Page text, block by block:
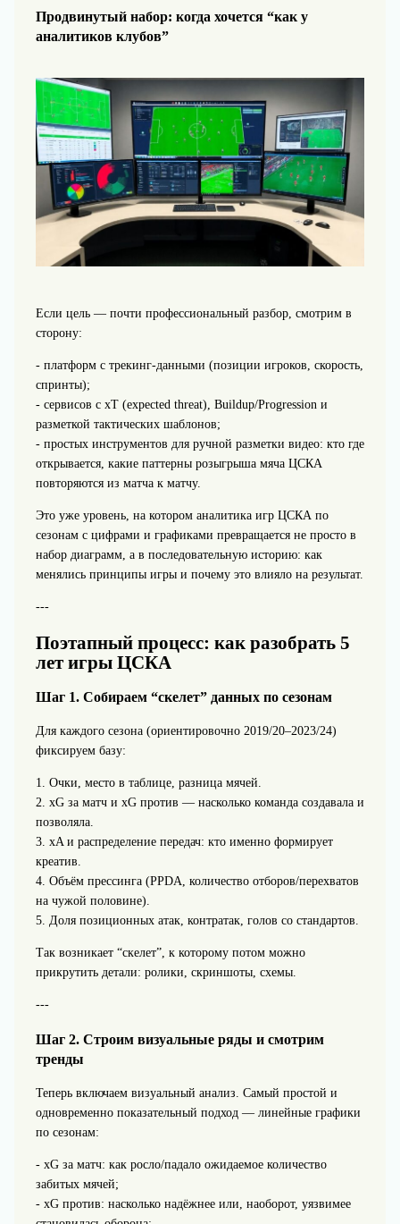
Продвинутый набор: когда хочется “как у
аналитиков клубов”
Если цель — почти профессиональный разбор, смотрим в
сторону:
- платформ с трекинг‑данными (позиции игроков, скорость,
спринты);
- сервисов с xT (expected threat), Buildup/Progression и
разметкой тактических шаблонов;
- простых инструментов для ручной разметки видео: кто где
открывается, какие паттерны розыгрыша мяча ЦСКА
повторяются из матча к матчу.
Это уже уровень, на котором аналитика игр ЦСКА по
сезонам с цифрами и графиками превращается не просто в
набор диаграмм, а в последовательную историю: как
менялись принципы игры и почему это влияло на результат.
---
Поэтапный процесс: как разобрать 5
лет игры ЦСКА
Шаг 1. Собираем “скелет” данных по сезонам
Для каждого сезона (ориентировочно 2019/20–2023/24)
фиксируем базу:
1. Очки, место в таблице, разница мячей.
2. xG за матч и xG против — насколько команда создавала и
позволяла.
3. xA и распределение передач: кто именно формирует
креатив.
4. Объём прессинга (PPDA, количество отборов/перехватов
на чужой половине).
5. Доля позиционных атак, контратак, голов со стандартов.
Так возникает “скелет”, к которому потом можно
прикрутить детали: ролики, скриншоты, схемы.
---
Шаг 2. Строим визуальные ряды и смотрим
тренды
Теперь включаем визуальный анализ. Самый простой и
одновременно показательный подход — линейные графики
по сезонам:
- xG за матч: как росло/падало ожидаемое количество
забитых мячей;
- xG против: насколько надёжнее или, наоборот, уязвимее